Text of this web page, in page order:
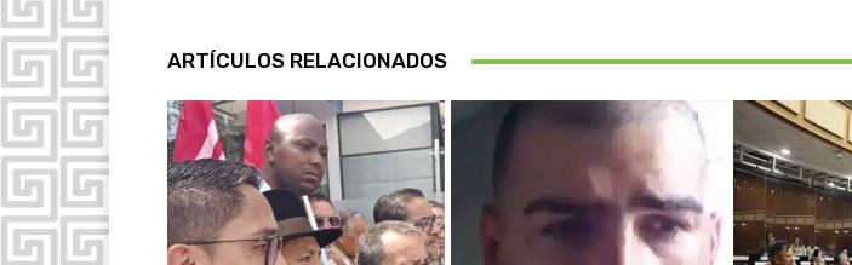
ARTÍCULOS RELACIONADOS